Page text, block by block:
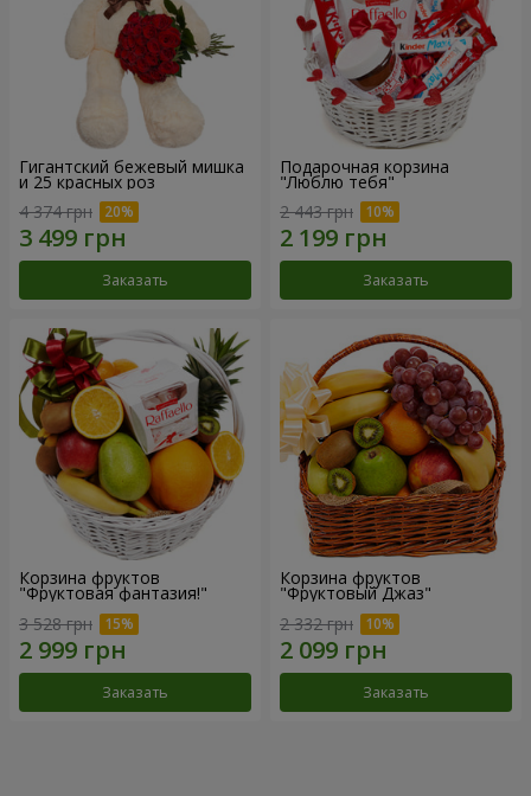
Гигантский бежевый мишка
и 25 красных роз
4 374 грн
Заказать
Подарочная корзина
"Люблю тебя"
2 443 грн
Заказать
Корзина фруктов
"Фруктовая фантазия!"
3 528 грн
Заказать
Корзина фруктов
"Фруктовый Джаз"
2 332 грн
Заказать